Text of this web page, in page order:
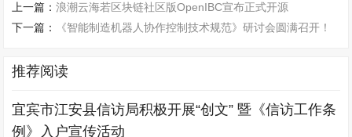
上一篇：浪潮云海若区块链社区版OpenIBC宣布正式开源
下一篇：
《智能制造机器人协作控制技术规范》研讨会圆满召开！
推荐阅读
宜宾市江安县信访局积极开展“创文” 暨《信访工作条
例》入户宣传活动